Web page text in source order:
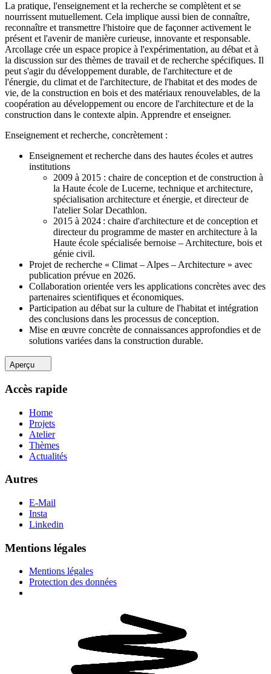
La pratique, l'enseignement et la recherche se complètent et se
nourrissent mutuellement. Cela implique aussi bien de connaître,
reconnaître et transmettre l'histoire que de façonner activement le
présent et l'avenir de manière curieuse, innovante et responsable.
Arcollage crée un espace propice à l'expérimentation, au débat et à
la discussion sur des thèmes de travail et de recherche spécifiques. Il
peut s'agir du développement durable, de l'architecture et de
l'énergie, du climat et de l'architecture, de l'habitat et des modes de
vie, de la construction en bois et des matériaux renouvelables, de la
coopération au développement ou encore de l'architecture et de la
construction dans le contexte alpin. Apprendre et enseigner.
Enseignement et recherche, concrètement :
Enseignement et recherche dans des hautes écoles et autres
institutions
2009 à 2015 : chaire de conception et de construction à
la Haute école de Lucerne, technique et architecture,
spécialisation architecture et énergie, et directeur de
l'atelier Solar Decathlon.
2015 à 2024 : chaire d'architecture et de conception et
directeur du programme de master en architecture à la
Haute école spécialisée bernoise – Architecture, bois et
génie civil.
Projet de recherche « Climat – Alpes – Architecture » avec
publication prévue en 2026.
Collaboration orientée vers les applications concrètes avec des
partenaires scientifiques et économiques.
Participation au débat sur la culture de l'habitat et intégration
des conclusions dans les processus de conception.
Mise en œuvre concrète de connaissances approfondies et de
solutions variées dans la construction durable.
Aperçu
Accès rapide
Home
Projets
Atelier
Thèmes
Actualités
Autres
E-Mail
Insta
Linkedin
Mentions légales
Mentions légales
Protection des données